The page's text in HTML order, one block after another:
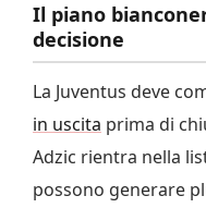
Il piano
decisione
La Juventus deve
in uscita prima di
Adzic rientra nella
possono generare